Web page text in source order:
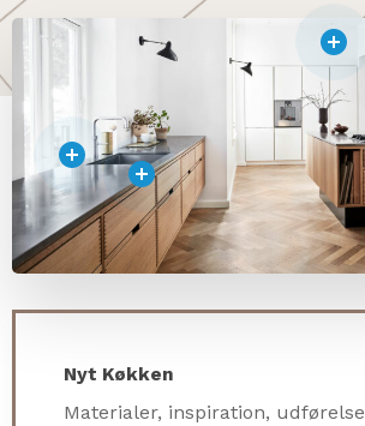
Nyt Køkken
Materialer, inspiration, udførelse